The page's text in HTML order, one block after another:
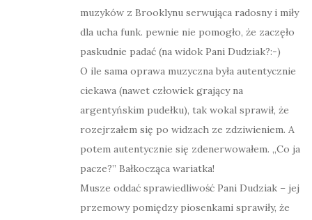
muzyków z Brooklynu serwująca radosny i miły
dla ucha funk. pewnie nie pomogło, że zaczęło
paskudnie padać (na widok Pani Dudziak?:-)
O ile sama oprawa muzyczna była autentycznie
ciekawa (nawet człowiek grający na
argentyńskim pudełku), tak wokal sprawił, że
rozejrzałem się po widzach ze zdziwieniem. A
potem autentycznie się zdenerwowałem. „Co ja
pacze?” Bałkocząca wariatka!
Musze oddać sprawiedliwość Pani Dudziak – jej
przemowy pomiędzy piosenkami sprawiły, że